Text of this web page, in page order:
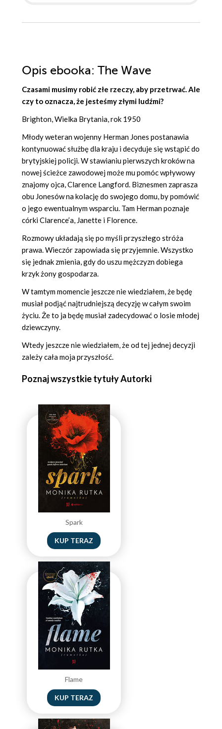
Opis ebooka: The Wave
Czasami musimy robić złe rzeczy, aby przetrwać. Ale
czy to oznacza, że jesteśmy złymi ludźmi?
Brighton, Wielka Brytania, rok 1950
Młody weteran wojenny Herman Jones postanawia
kontynuować służbę dla kraju i decyduje się wstąpić do
brytyjskiej policji. W stawianiu pierwszych kroków na
nowej ścieżce zawodowej może mu pomóc wpływowy
znajomy ojca, Clarence Langford. Biznesmen zaprasza
obu Jonesów na kolację do swojego domu, by pomówić
o jego ewentualnym wsparciu. Tam Herman poznaje
córki Clarence’a, Janette i Florence.
Rozmowy układają się po myśli przyszłego stróża
prawa. Wieczór zapowiada się przyjemnie. Wszystko
się jednak zmienia, gdy do uszu mężczyzn dobiega
krzyk żony gospodarza.
W tamtym momencie jeszcze nie wiedziałem, że będę
musiał podjąć najtrudniejszą decyzję w całym swoim
życiu. Że to ja będę musiał zadecydować o losie młodej
dziewczyny.
Wtedy jeszcze nie wiedziałem, że od tej jednej decyzji
zależy cała moja przyszłość.
Poznaj wszystkie tytuły Autorki
Spark
KUP TERAZ
Flame
KUP TERAZ